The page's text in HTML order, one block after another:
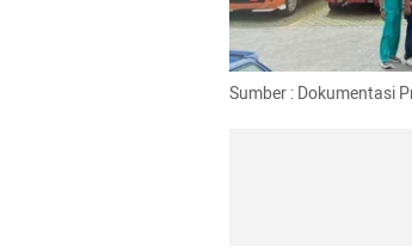
Sumber : Dokumentasi